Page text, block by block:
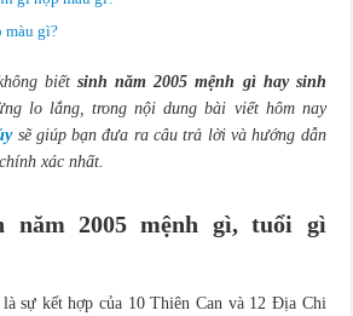
màu gì?
biết sinh năm 2005 mệnh gì hay sinh
lo lắng, trong nội dung bài viết hôm nay
sẽ giúp bạn đưa ra câu trả lời và hướng dẫn
xác nhất.
năm 2005 mệnh gì, tuổi gì
sự kết hợp của 10 Thiên Can và 12 Địa Chi